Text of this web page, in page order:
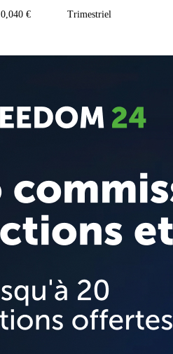
0,040 € Trimestriel